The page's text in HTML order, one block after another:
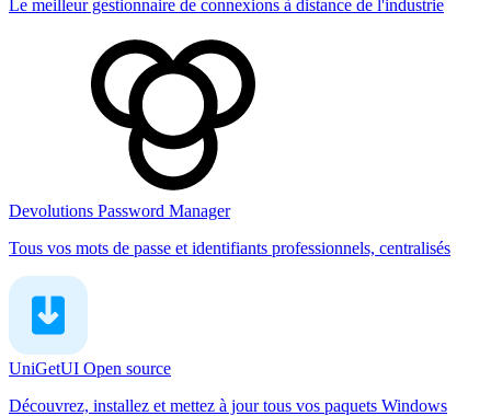
Le meilleur gestionnaire de connexions à distance de l'industrie
Devolutions Password Manager
Tous vos mots de passe et identifiants professionnels, centralisés
UniGetUI Open source
Découvrez, installez et mettez à jour tous vos paquets Windows